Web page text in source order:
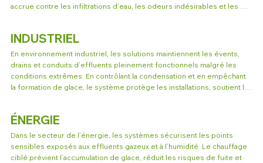
accrue contre les infiltrations d’eau, les odeurs indésirables et les
INDUSTRIEL
En environnement industriel, les solutions maintiennent les évents,
drains et conduits d’effluents pleinement fonctionnels malgré les
conditions extrêmes. En contrôlant la condensation et en empêchant
la formation de glace, le système protège les installations, soutient la
ÉNERGIE
Dans le secteur de l’énergie, les systèmes sécurisent les points
sensibles exposés aux effluents gazeux et à l’humidité. Le chauffage
ciblé prévient l’accumulation de glace, réduit les risques de fuite et